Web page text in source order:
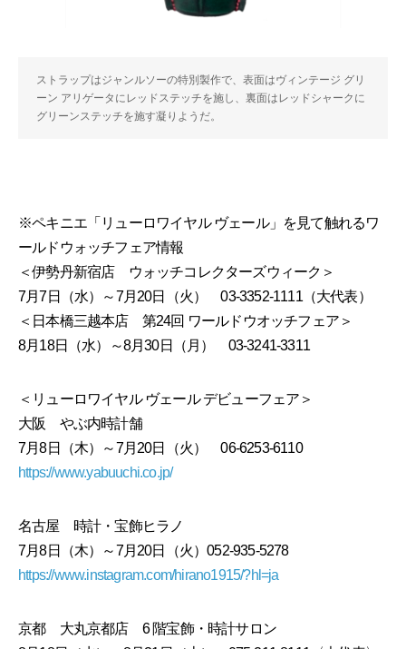
ストラップはジャンルソーの特別製作で、表面はヴィンテージ グリ
ーン アリゲータにレッドステッチを施し、裏面はレッドシャークに
グリーンステッチを施す凝りようだ。
※ペキニエ「リューロワイヤル ヴェール」を見て触れるワ
ールドウォッチフェア情報
＜伊勢丹新宿店 ウォッチコレクターズウィーク＞
7月7日（水）～7月20日（火） 03-3352-1111（大代表）
＜日本橋三越本店 第24回 ワールドウオッチフェア＞
8月18日（水）～8月30日（月） 03-3241-3311
＜リューロワイヤル ヴェール デビューフェア＞
大阪 やぶ内時計舗
7月8日（木）～7月20日（火） 06-6253-6110
https://www.yabuuchi.co.jp/
名古屋 時計・宝飾ヒラノ
7月8日（木）～7月20日（火）052-935-5278
https://www.instagram.com/hirano1915/?hl=ja
京都 大丸京都店 6 階宝飾・時計サロン